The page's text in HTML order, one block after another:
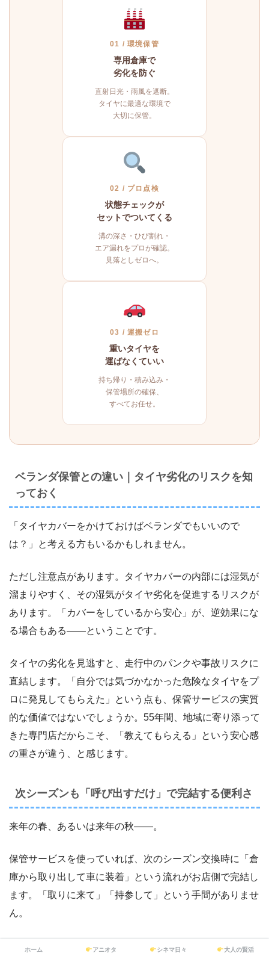
01 / 環境保管
専用倉庫で
劣化を防ぐ
直射日光・雨風を遮断。
タイヤに最適な環境で
大切に保管。
02 / プロ点検
状態チェックが
セットでついてくる
溝の深さ・ひび割れ・
エア漏れをプロが確認。
見落としゼロへ。
03 / 運搬ゼロ
重いタイヤを
運ばなくていい
持ち帰り・積み込み・
保管場所の確保、
すべてお任せ。
ベランダ保管との違い｜タイヤ劣化のリスクを知
っておく
「タイヤカバーをかけておけばベランダでもいいので
は？」と考える方もいるかもしれません。
ただし注意点があります。タイヤカバーの内部には湿気が
溜まりやすく、その湿気がタイヤ劣化を促進するリスクが
あります。「カバーをしているから安心」が、逆効果にな
る場合もある――ということです。
タイヤの劣化を見逃すと、走行中のパンクや事故リスクに
直結します。「自分では気づかなかった危険なタイヤをプ
ロに発見してもらえた」という点も、保管サービスの実質
的な価値ではないでしょうか。55年間、地域に寄り添って
きた専門店だからこそ、「教えてもらえる」という安心感
の重さが違う、と感じます。
次シーズンも「呼び出すだけ」で完結する便利さ
来年の春、あるいは来年の秋――。
保管サービスを使っていれば、次のシーズン交換時に「倉
庫から取り出して車に装着」という流れがお店側で完結し
ます。「取りに来て」「持参して」という手間がありませ
ん。
重い荷物を運ぶのは一生に何度も繰り返す作業です。その
ホーム アニオタ シネマ日々 大人の賢活